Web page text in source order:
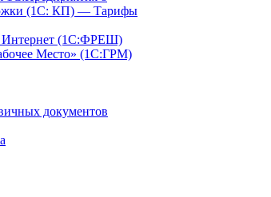
(1С: КП) — Тарифы
Интернет (1С:ФРЕШ)
Место» (1С:ГРМ)
документов